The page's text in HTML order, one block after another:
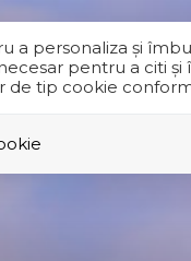
a personaliza și
pentru a citi
tip cookieINCHIRIERI